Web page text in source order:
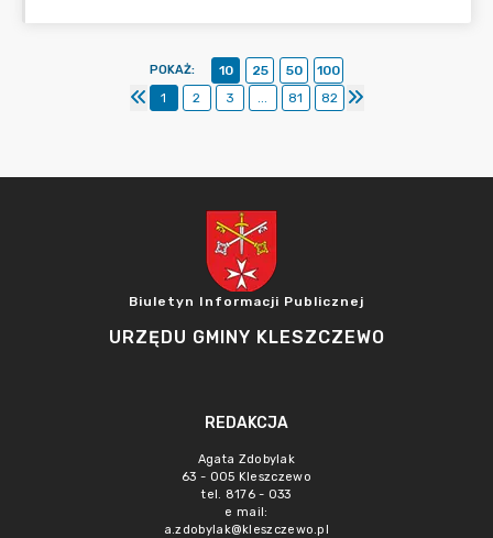
POKAŻ: 10 25 50
100
1
2 3 ... 81 82
Biuletyn Informacji Publicznej
URZĘDU GMINY KLESZCZEWO
REDAKCJA
Agata Zdobylak
63 - 005 Kleszczewo
tel. 8176 - 033
e mail:
a.zdobylak@kleszczewo.pl